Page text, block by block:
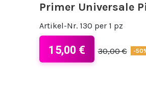
Primer Universale
Artikel-Nr. 130 per 1 pz
15,00 € 30,00 € -